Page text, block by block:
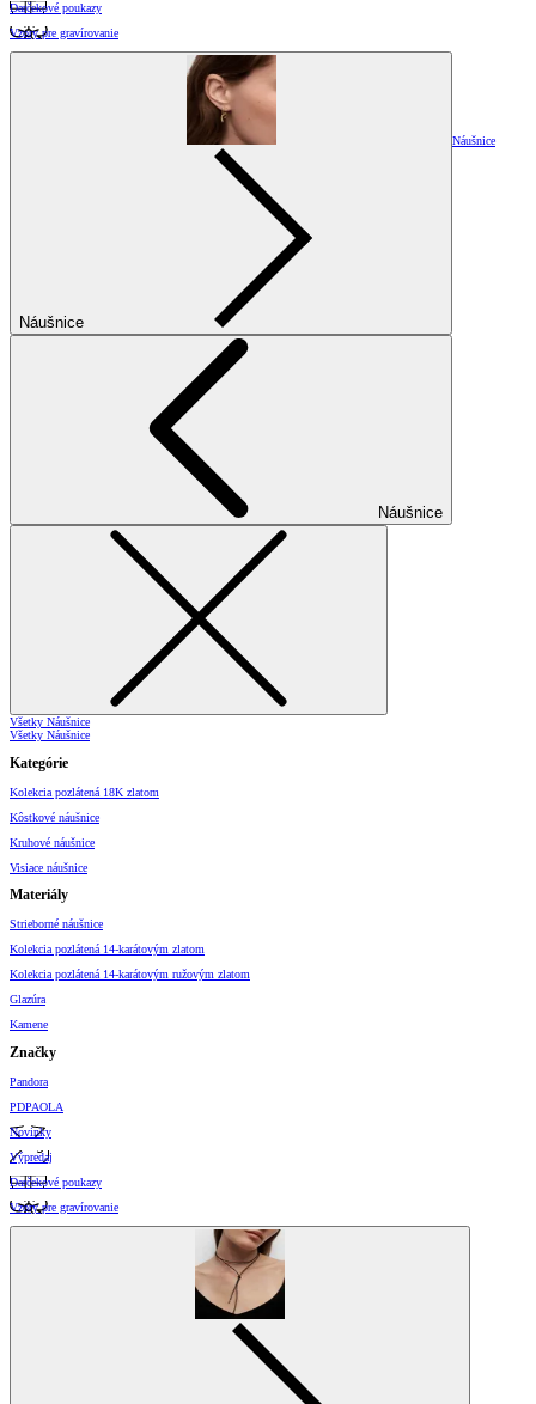
Darčekové poukazy
Vzory pre gravírovanie
Náušnice
Náušnice
Náušnice
Všetky Náušnice
Všetky Náušnice
Kategórie
Kolekcia pozlátená 18K zlatom
Kôstkové náušnice
Kruhové náušnice
Visiace náušnice
Materiály
Strieborné náušnice
Kolekcia pozlátená 14-karátovým zlatom
Kolekcia pozlátená 14-karátovým ružovým zlatom
Glazúra
Kamene
Značky
Pandora
PDPAOLA
Novinky
Výpredaj
Darčekové poukazy
Vzory pre gravírovanie